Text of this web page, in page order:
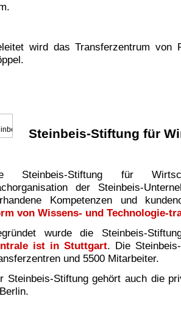
wird das Transferzentrum von
Steinbeis-Stiftung für
Steinbeis-Stiftung für
der Steinbeis-
Kompetenzen und
von Wissens- und Technologie-
wurde die Steinbeis-
ist in Stuttgart. Die
und 5500 Mitarbeiter.
Steinbeis-Stiftung gehört auch die